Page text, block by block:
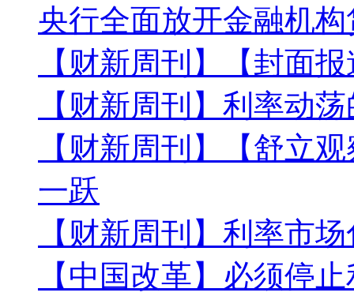
央行全面放开金融机
【财新周刊】【封面
【财新周刊】利率动
【财新周刊】【舒立
一跃
【财新周刊】利率市
【中国改革】必须停